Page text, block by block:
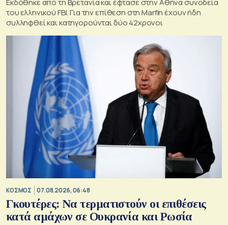
Εκδόθηκε από τη Βρετανία και έφτασε στην Αθήνα συνοδεία
του ελληνικού FBI. Για την επίθεση στη Marfin έχουν ήδη
συλληφθεί και κατηγορούνται δύο 42χρονοι
ΚΟΣΜΟΣ 07.08.2026, 06:48
Γκουτέρες: Να τερματιστούν οι επιθέσεις
κατά αμάχων σε Ουκρανία και Ρωσία